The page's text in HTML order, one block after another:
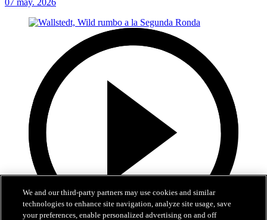
07 may. 2026
We and our third-party partners may use cookies and similar
technologies to enhance site navigation, analyze site usage, save
your preferences, enable personalized advertising on and off